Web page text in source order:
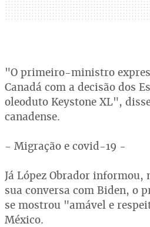
"O primeiro-ministro
Canadá com a decisão dos
oleoduto Keystone XL",
canadense.
- Migração e covid-19 -
Já López Obrador
sua conversa com Biden, o
se mostrou "amável e
México.